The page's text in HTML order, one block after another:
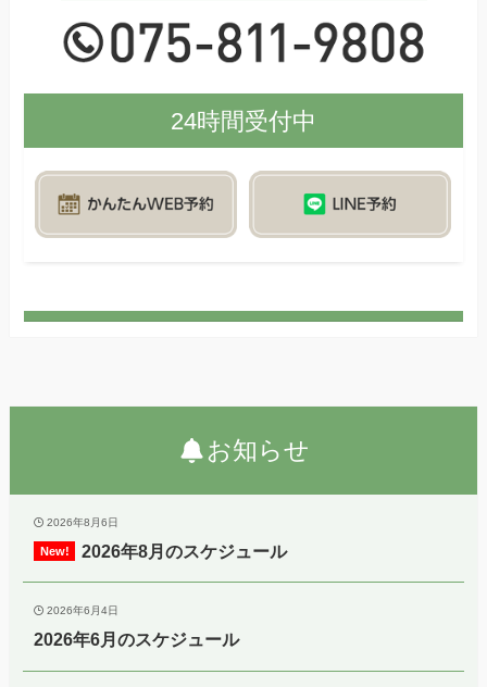
24時間受付中
お知らせ
2026年8月6日
2026年8月のスケジュール
2026年6月4日
2026年6月のスケジュール